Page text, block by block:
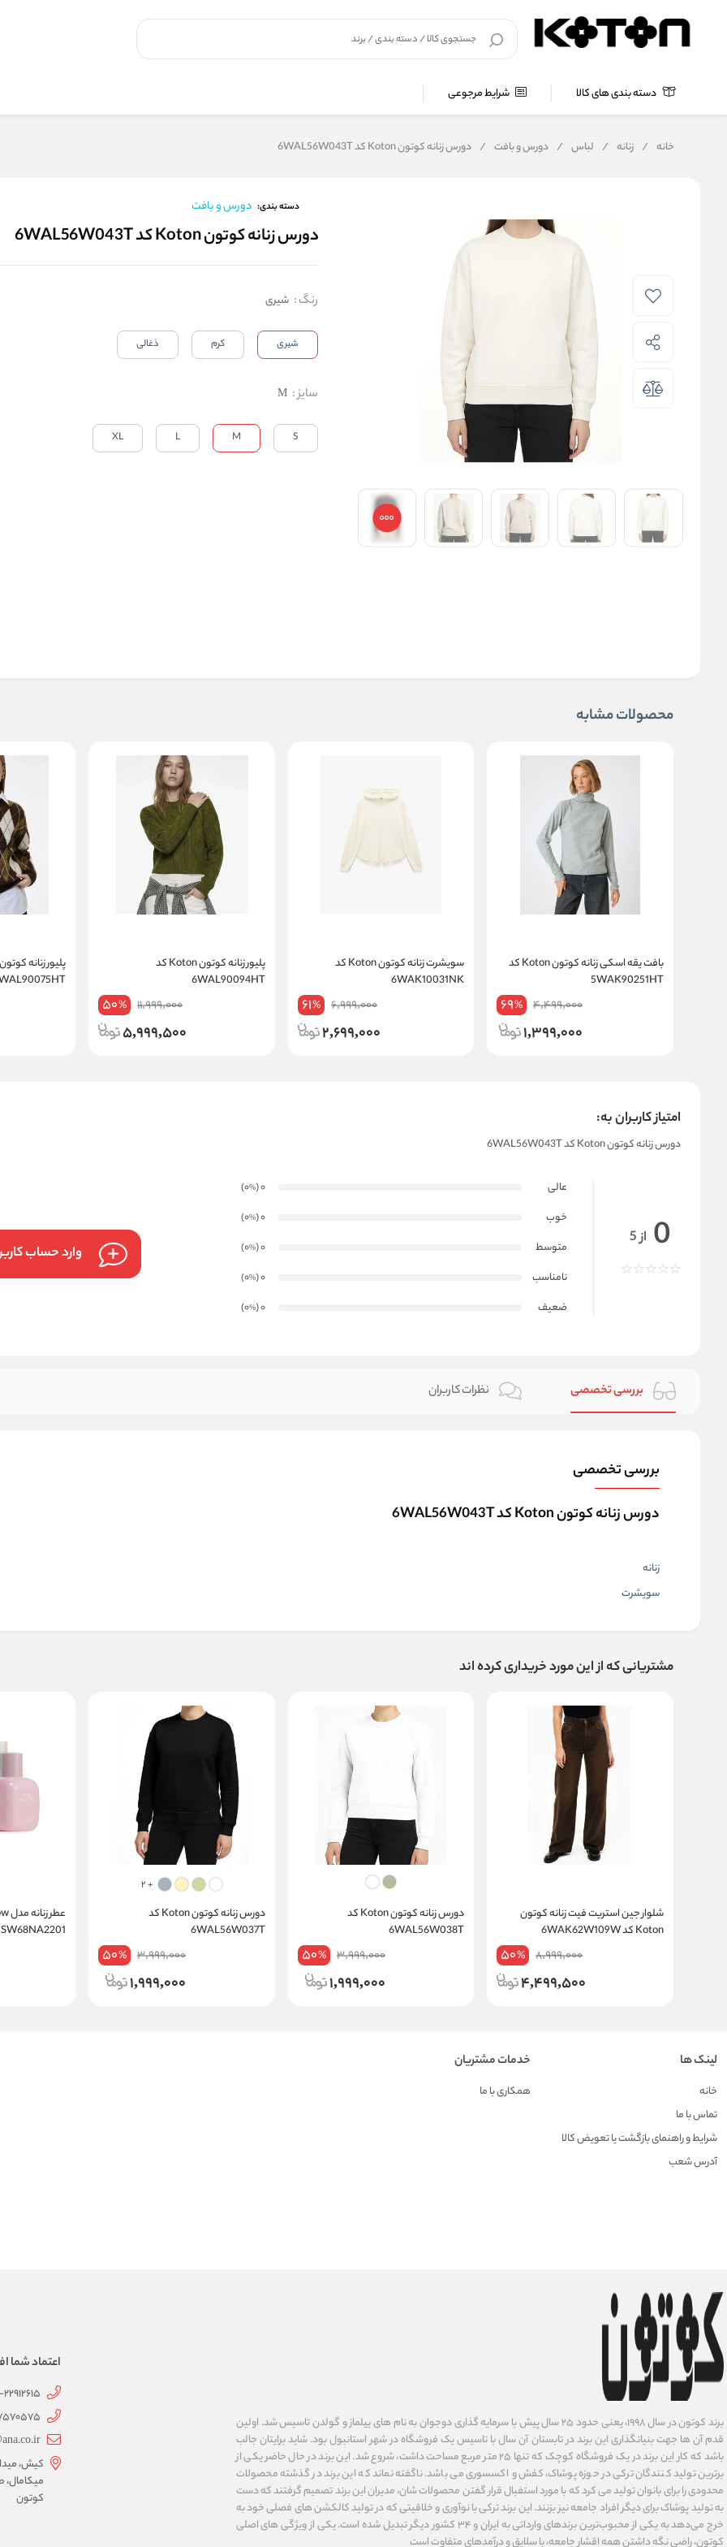
دسته بندی های کالا شرایط مرجوعی
خانه / زنانه / لباس / دورس و بافت / دورس زنانه کوتون Koton کد 6WAL56W043T
دسته بندی: دورس و بافت
دورس زنانه کوتون Koton کد 6WAL56W043T
رنگ: شیری
شیری کرم ذغالی
سایز:
M
S
M
L
XL
محصولات مشابه
بافت یقه اسکی زنانه کوتون Koton کد
5WAK90251HT
4,499,000
69%
1,399,000
سویشرت زنانه کوتون Koton کد
6WAK10031NK
6,999,000
61%
2,699,000
پلیور زنانه کوتون Koton کد
6WAL90094HT
11,999,000
50%
5,999,500
امتیاز کاربران به:
دورس زنانه کوتون Koton کد 6WAL56W043T
0 از 5
عالی 0
(0
%
)
خوب
0
(0
%
)
متوسط
0
(0
%
)
نامناسب
0
(0
%
)
ضعیف
0
(0
%
)
وارد حساب
بررسی تخصصی نظرات کاربران
بررسی تخصصی
دورس زنانه کوتون Koton کد 6WAL56W043T
زنانه
سویشرت
مشتریانی که از این مورد خریداری کرده اند
شلوار جین استریت فیت زنانه کوتون
Koton کد 6WAK62W109W
8,999,000
50%
4,499,500
دورس زنانه کوتون Koton کد
6WAL56W038T
3,999,000
50%
1,999,000
+ 2
دورس زنانه کوتون Koton کد
6WAL56W037T
3,999,000
50%
1,999,000
5SW68NA2201
لینک ها
خانه
تماس با ما
شرایط و راهنمای بازگشت یا تعویض کالا
آدرس شعب
خدمات مشتریان
همکاری با ما
برند کوتون در سال ۱۹۹۸، یعنی حدود ۲۵ سال پیش با سرمایه گذاری دوجوان به نام های ییلماز و گولدن تاسیس شد. اولین
قدم آن ها جهت بنیانگذاری این برند در تابستان آن سال با تاسیس یک فروشگاه در شهر استانبول بود. شاید برایتان جالب
باشد که کار این برند در یک فروشگاه کوچک که تنها ۲۵ متر مربع مساحت داشت، شروع شد. این برند در حال حاضر یکی از
برترین تولید کنندگان ترکی در حوزه پوشاک، کفش و اکسسوری می باشد. ناگفته نماند که این برند در گذشته محصولات
محدودی را برای بانوان تولید می کرد که با مورد استفبال قرار گفتن محصولات شان، مدیران این برند تصمیم گرفتند که دست
به تولید پوشاک برای دیگر افراد جامعه نیز بزنند. این برند ترکی با نوآوری ‌و خلاقیتی که در تولید کالکشن های فصلی خود به
خرج می‌دهد به یکی از محبوب‌ترین برندهای وارداتی به ایران و ۳۴ کشور دیگر تبدیل شده‌ است. یکی از ویژگی های اصلی
کوتون، راضی نگه داشتن همه اقشار جامعه، با سلایق و درآمدهای متفاوت است
اعتماد شما
22912615
کیش،
کوتون